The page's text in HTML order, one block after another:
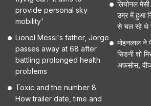
provide personal sky
mobility'
Lionel Messi's father, Jorge
passes away at 68 after
battling prolonged health
problems
Toxic and the number 8:
How trailer date, time and
लियोनल
उम्र में हुआ
से चल रहे थे
मोहनलाल ने
सिडनी शो
अफसोस,